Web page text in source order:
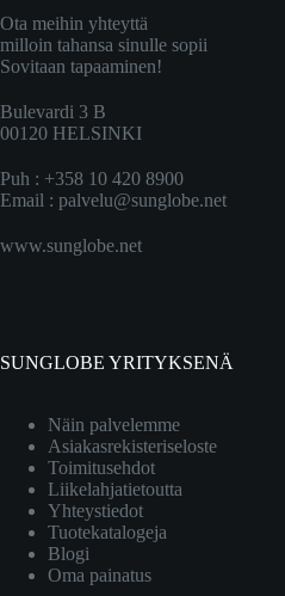
Ota meihin yhteyttä
milloin tahansa sinulle sopii
Sovitaan tapaaminen!
Bulevardi 3 B
00120 HELSINKI
Puh : +358 10 420 8900
Email : palvelu@sunglobe.net
www.sunglobe.net
SUNGLOBE YRITYKSENÄ
Näin palvelemme
Asiakasrekisteriseloste
Toimitusehdot
Liikelahjatietoutta
Yhteystiedot
Tuotekatalogeja
Blogi
Oma painatus